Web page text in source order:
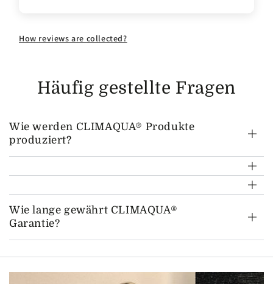
How reviews are collected?
Häufig gestellte Fragen
Wie werden CLIMAQUA® Produkte
produziert?
Wie lange gewährt CLIMAQUA®
Garantie?